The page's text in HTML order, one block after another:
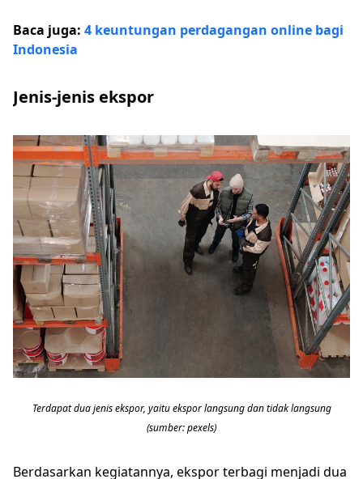
Baca juga: 4 keuntungan perdagangan online bagi
Indonesia
Jenis-jenis ekspor
Terdapat dua jenis ekspor, yaitu ekspor langsung dan tidak langsung
(sumber: pexels)
Berdasarkan kegiatannya, ekspor terbagi menjadi dua